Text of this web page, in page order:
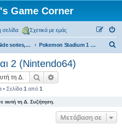
Game Corner
σελίδα Σχετικά με εμάς
Pokemon Side series, Spin-offs Pokemon Stadium 1 και 2 (Nintendo64)
2 (Nintendo64)
Αναζήτηση
• Σελίδα 1 από 1
αυτή τη Δ. Συζήτηση.
Μετάβαση σε